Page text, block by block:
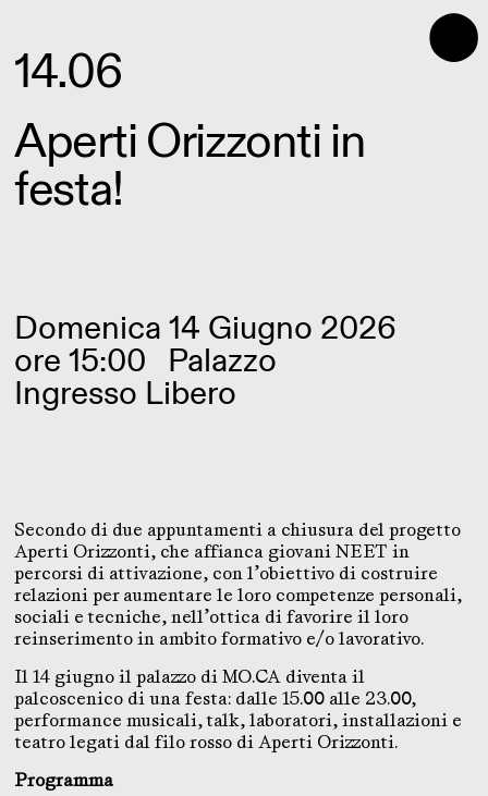
⬤
14.06
Aperti Orizzonti in
festa!
Domenica 14 Giugno 2026
ore 15:00 Palazzo
Ingresso Libero
Secondo di due appuntamenti a chiusura del progetto
Aperti Orizzonti, che affianca giovani NEET in
percorsi di attivazione, con l’obiettivo di costruire
relazioni per aumentare le loro competenze personali,
sociali e tecniche, nell’ottica di favorire il loro
reinserimento in ambito formativo e/o lavorativo.
Il 14 giugno il palazzo di MO.CA diventa il
palcoscenico di una festa: dalle 15.00 alle 23.00,
performance musicali, talk, laboratori, installazioni e
teatro legati dal filo rosso di Aperti Orizzonti.
Programma